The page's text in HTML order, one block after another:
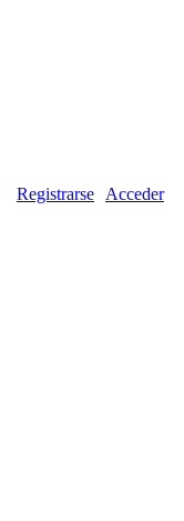
Registrarse
Acceder